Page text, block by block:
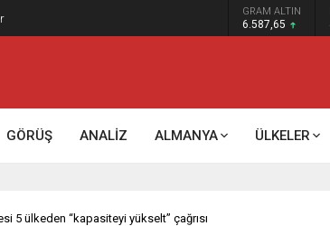
mi? GRAM ALTIN
6.587,65
GÖRÜŞ ANALİZ ALMANYA ÜLKELER
5 ülkeden “kapasiteyi yükselt” çağrısı